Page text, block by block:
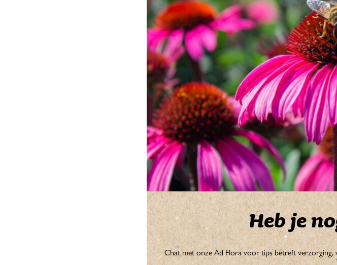
Heb je
Chat met onze Ad Flora voor tips betreft verzorging,